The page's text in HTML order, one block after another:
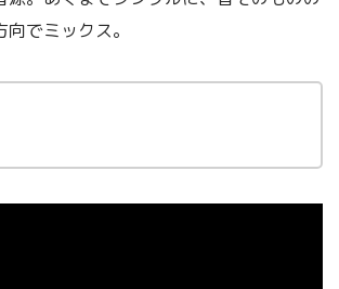
でミックス。